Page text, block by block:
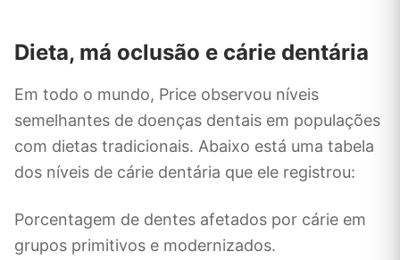
Dieta, má oclusão e cárie dentária
Em todo o mundo, Price observou níveis
semelhantes de doenças dentais em populações
com dietas tradicionais. Abaixo está uma tabela
dos níveis de cárie dentária que ele registrou:
Porcentagem de dentes afetados por cárie em
grupos primitivos e modernizados.